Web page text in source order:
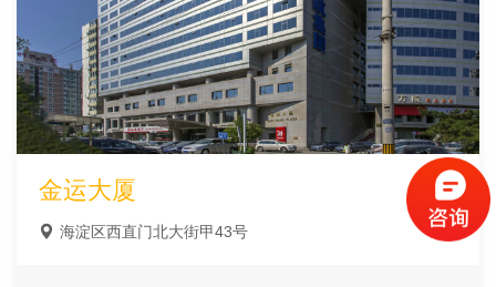
金运大厦
海淀区西直门北大街甲43号